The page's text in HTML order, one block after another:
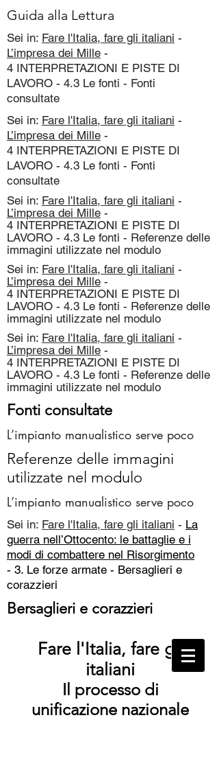
Guida alla Lettura
Sei in: Fare l'Italia, fare gli italiani -
L’impresa dei Mille -
4 INTERPRETAZIONI E PISTE DI
LAVORO - 4.3 Le fonti - Fonti
consultate
Sei in: Fare l'Italia, fare gli italiani -
L’impresa dei Mille -
4 INTERPRETAZIONI E PISTE DI
LAVORO - 4.3 Le fonti - Fonti
consultate
Sei in: Fare l'Italia, fare gli italiani -
L’impresa dei Mille -
4 INTERPRETAZIONI E PISTE DI
LAVORO - 4.3 Le fonti - Referenze delle
immagini utilizzate nel modulo
Sei in: Fare l'Italia, fare gli italiani -
L’impresa dei Mille -
4 INTERPRETAZIONI E PISTE DI
LAVORO - 4.3 Le fonti - Referenze delle
immagini utilizzate nel modulo
Sei in: Fare l'Italia, fare gli italiani -
L’impresa dei Mille -
4 INTERPRETAZIONI E PISTE DI
LAVORO - 4.3 Le fonti - Referenze delle
immagini utilizzate nel modulo
Fonti consultate
L’impianto manualistico serve poco
Referenze delle immagini
utilizzate nel modulo
L’impianto manualistico serve poco
Sei in: Fare l'Italia, fare gli italiani - La
guerra nell’Ottocento: le battaglie e i
modi di combattere nel Risorgimento
- 3. Le forze armate - Bersaglieri e
corazzieri
Bersaglieri e corazzieri
Fare l'Italia, fare gli
italiani
Il processo di
unificazione nazionale